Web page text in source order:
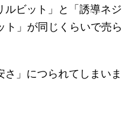
ルビット」と「誘導ネジ
ト」が同じくらいで売ら
」につられてしまいま